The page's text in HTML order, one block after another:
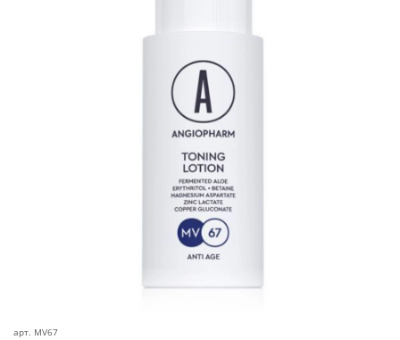
арт. MV67